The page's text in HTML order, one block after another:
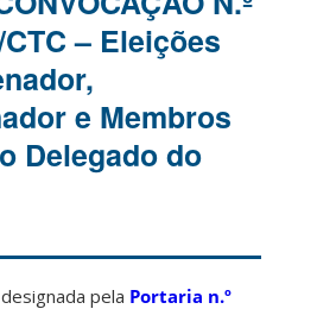
– Eleições
e Membros
Delegado do
pela Portaria n.º